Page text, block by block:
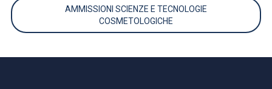
AMMISSIONI SCIENZE E TECNOLOGIE
COSMETOLOGICHE